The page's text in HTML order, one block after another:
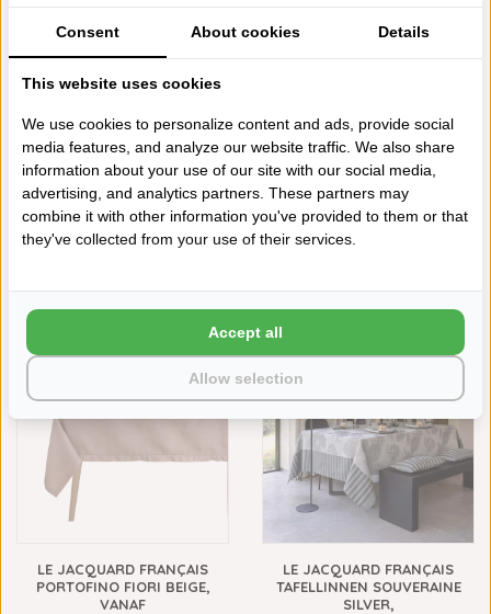
€24,00
€245,00
LE JACQUARD FRANÇAIS
PORTOFINO FIORI BEIGE,
VANAF
LE JACQUARD FRANÇAIS
TAFELLINNEN SOUVERAINE
SILVER,
Consent About cookies Details
This website uses cookies
We use cookies to personalize content and ads, provide social
media features, and analyze our website traffic. We also share
information about your use of our site with our social media,
advertising, and analytics partners. These partners may
combine it with other information you've provided to them or that
they've collected from your use of their services.
Allow selection
Accept all